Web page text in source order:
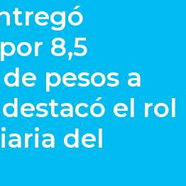
8,5
pesos a
el rol
del